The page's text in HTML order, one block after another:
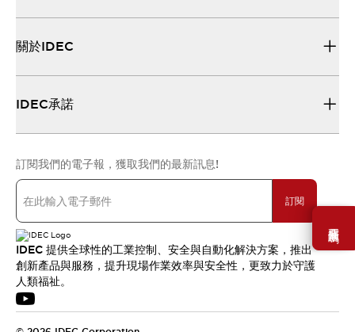
需要幫助嗎？
關於IDEC
IDEC承諾
訂閱我們的電子報，獲取我們的最新訊息!
訂閱
IDEC 提供全球性的工業控制、安全與自動化解決方案，推出
創新產品與服務，提升現場作業效率與安全性，更致力於守護
人類福祉。